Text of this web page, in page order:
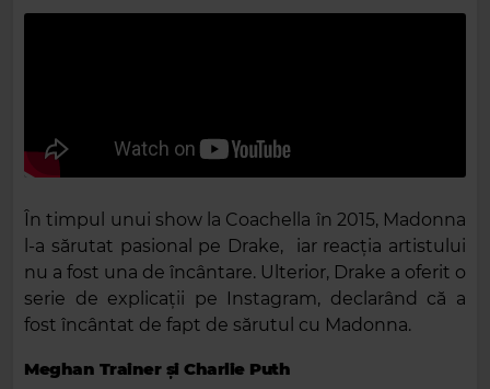
În timpul unui show la Coachella în 2015, Madonna
l-a sărutat pasional pe Drake, iar reacția artistului
nu a fost una de încântare. Ulterior, Drake a oferit o
serie de explicații pe Instagram, declarând că a
fost încântat de fapt de sărutul cu Madonna.
Meghan Trainer și Charlie Puth